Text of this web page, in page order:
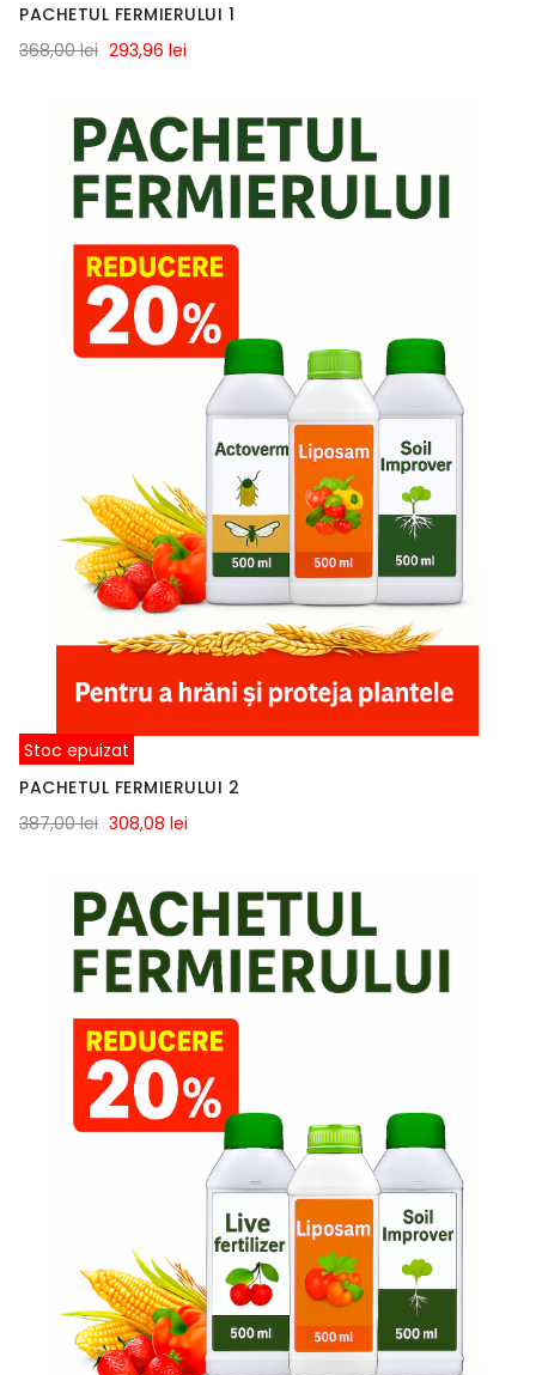
PACHETUL FERMIERULUI 1
368,00 lei 293,96 lei
Stoc epuizat
PACHETUL FERMIERULUI 2
387,00 lei 308,08 lei